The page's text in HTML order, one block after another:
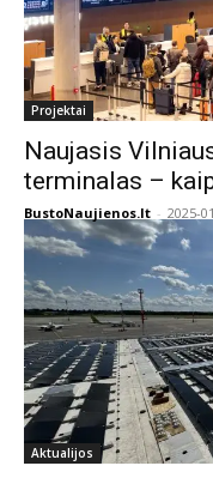
Projektai
Naujasis
terminalas –
BustoNaujienos.lt - 2025-
Aktualijos